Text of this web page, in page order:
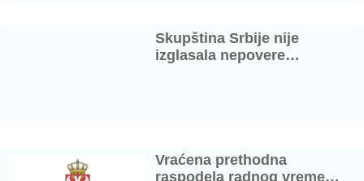
Skupština Srbije nije
izglasala nepovere…
Vraćena prethodna
raspodela radnog vreme…